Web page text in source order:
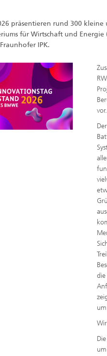
präsentieren rund 300
für Wirtschaft und
IPK.
vor.